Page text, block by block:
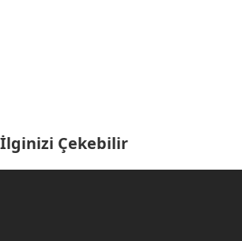
İlginizi Çekebilir